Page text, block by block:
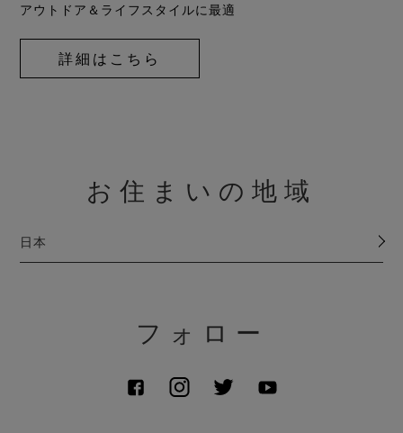
アウトドア＆ライフスタイルに最適
詳細はこちら
お住まいの地域
日本
フォロー